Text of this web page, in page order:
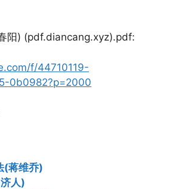
阳) (pdf.diancang.xyz).pdf:
f/44710119-
0b0982?p=2000
(蒋维乔)
人)